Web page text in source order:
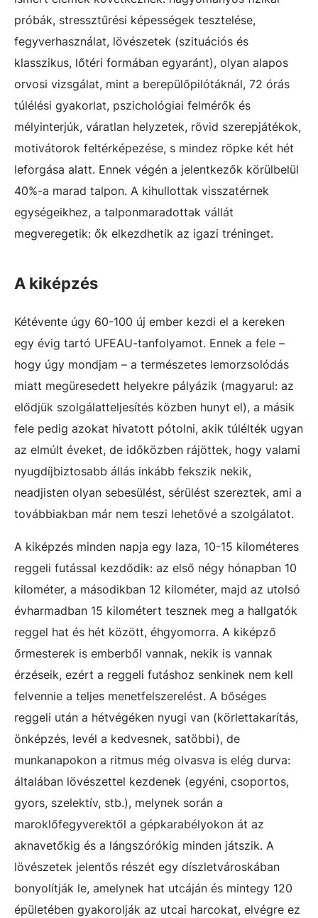
próbák, stressztűrési képességek tesztelése,
fegyverhasználat, lövészetek (szituációs és
klasszikus, lőtéri formában egyaránt), olyan alapos
orvosi vizsgálat, mint a berepülőpilótáknál, 72 órás
túlélési gyakorlat, pszichológiai felmérők és
mélyinterjúk, váratlan helyzetek, rövid szerepjátékok,
motivátorok feltérképezése, s mindez röpke két hét
leforgása alatt. Ennek végén a jelentkezők körülbelül
40%-a marad talpon. A kihullottak visszatérnek
egységeikhez, a talponmaradottak vállát
megveregetik: ők elkezdhetik az igazi tréninget.
A kiképzés
Kétévente úgy 60-100 új ember kezdi el a kereken
egy évig tartó UFEAU-tanfolyamot. Ennek a fele –
hogy úgy mondjam – a természetes lemorzsolódás
miatt megüresedett helyekre pályázik (magyarul: az
elődjük szolgálatteljesítés közben hunyt el), a másik
fele pedig azokat hivatott pótolni, akik túlélték ugyan
az elmúlt éveket, de időközben rájöttek, hogy valami
nyugdíjbiztosabb állás inkább fekszik nekik,
neadjisten olyan sebesülést, sérülést szereztek, ami a
továbbiakban már nem teszi lehetővé a szolgálatot.
A kiképzés minden napja egy laza, 10-15 kilométeres
reggeli futással kezdődik: az első négy hónapban 10
kilométer, a másodikban 12 kilométer, majd az utolsó
évharmadban 15 kilométert tesznek meg a hallgatók
reggel hat és hét között, éhgyomorra. A kiképző
őrmesterek is emberből vannak, nekik is vannak
érzéseik, ezért a reggeli futáshoz senkinek nem kell
felvennie a teljes menetfelszerelést. A bőséges
reggeli után a hétvégéken nyugi van (körlettakarítás,
önképzés, levél a kedvesnek, satöbbi), de
munkanapokon a ritmus még olvasva is elég durva:
általában lövészettel kezdenek (egyéni, csoportos,
gyors, szelektív, stb.), melynek során a
maroklőfegyverektől a gépkarabélyokon át az
aknavetőkig és a lángszórókig minden játszik. A
lövészetek jelentős részét egy díszletvároskában
bonyolítják le, amelynek hat utcáján és mintegy 120
épületében gyakorolják az utcai harcokat, elvégre ez